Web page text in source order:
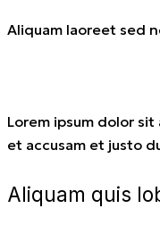
Aliquam laoreet sed
Lorem ipsum dolor
et accusam et justo
Aliquam quis